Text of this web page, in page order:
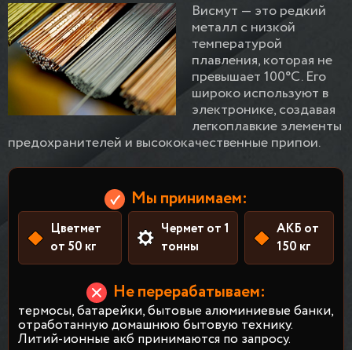
Висмут — это редкий
металл с низкой
температурой
плавления, которая не
превышает 100°C. Его
широко используют в
электронике, создавая
легкоплавкие элементы
предохранителей и высококачественные припои.
Мы принимаем:
Цветмет
от 50 кг
Чермет от 1
тонны
АКБ от
150 кг
Не перерабатываем:
термосы, батарейки, бытовые алюминиевые банки,
отработанную домашнюю бытовую технику.
Литий-ионные акб принимаются по запросу.